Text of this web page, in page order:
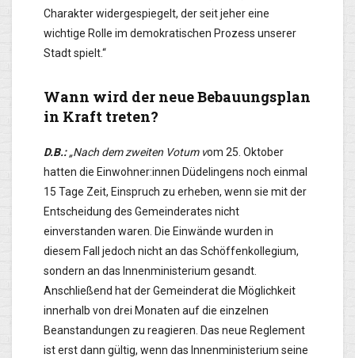
Charakter widergespiegelt, der seit jeher eine
wichtige Rolle im demokratischen Prozess unserer
Stadt spielt.“
Wann wird der neue Bebauungsplan
in Kraft treten?
D.B.:„Nach dem zweiten Votum vom 25. Oktober
hatten die Einwohner:innen Düdelingens noch einmal
15 Tage Zeit, Einspruch zu erheben, wenn sie mit der
Entscheidung des Gemeinderates nicht
einverstanden waren. Die Einwände wurden in
diesem Fall jedoch nicht an das Schöffenkollegium,
sondern an das Innenministerium gesandt.
Anschließend hat der Gemeinderat die Möglichkeit
innerhalb von drei Monaten auf die einzelnen
Beanstandungen zu reagieren. Das neue Reglement
ist erst dann gültig, wenn das Innenministerium seine